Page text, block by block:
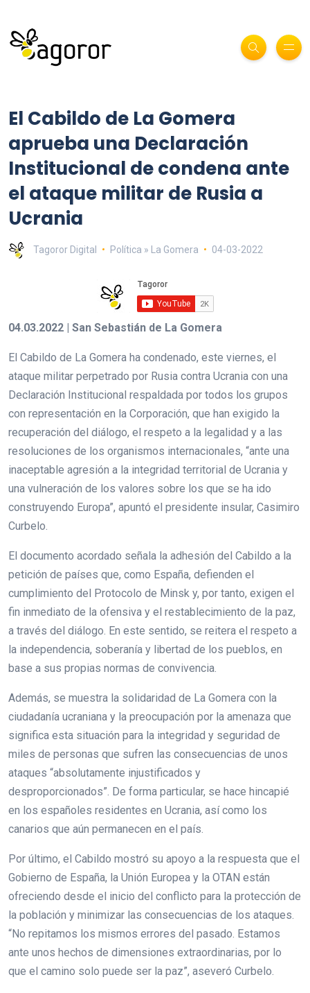
El Cabildo de La Gomera
aprueba una Declaración
Institucional de condena ante
el ataque militar de Rusia a
Ucrania
Tagoror Digital Política » La Gomera 04-03-2022
04.03.2022 | San Sebastián de La Gomera
El Cabildo de La Gomera ha condenado, este viernes, el
ataque militar perpetrado por Rusia contra Ucrania con una
Declaración Institucional respaldada por todos los grupos
con representación en la Corporación, que han exigido la
recuperación del diálogo, el respeto a la legalidad y a las
resoluciones de los organismos internacionales, “ante una
inaceptable agresión a la integridad territorial de Ucrania y
una vulneración de los valores sobre los que se ha ido
construyendo Europa”, apuntó el presidente insular, Casimiro
Curbelo.
El documento acordado señala la adhesión del Cabildo a la
petición de países que, como España, defienden el
cumplimiento del Protocolo de Minsk y, por tanto, exigen el
fin inmediato de la ofensiva y el restablecimiento de la paz,
a través del diálogo. En este sentido, se reitera el respeto a
la independencia, soberanía y libertad de los pueblos, en
base a sus propias normas de convivencia.
Además, se muestra la solidaridad de La Gomera con la
ciudadanía ucraniana y la preocupación por la amenaza que
significa esta situación para la integridad y seguridad de
miles de personas que sufren las consecuencias de unos
ataques “absolutamente injustificados y
desproporcionados”. De forma particular, se hace hincapié
en los españoles residentes en Ucrania, así como los
canarios que aún permanecen en el país.
Por último, el Cabildo mostró su apoyo a la respuesta que el
Gobierno de España, la Unión Europea y la OTAN están
ofreciendo desde el inicio del conflicto para la protección de
la población y minimizar las consecuencias de los ataques.
“No repitamos los mismos errores del pasado. Estamos
ante unos hechos de dimensiones extraordinarias, por lo
que el camino solo puede ser la paz”, aseveró Curbelo.